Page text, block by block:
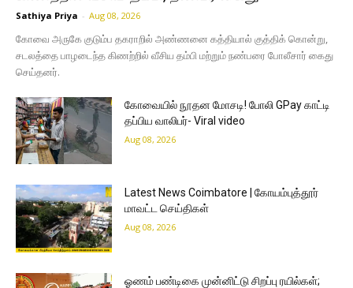
Sathiya Priya - Aug 08, 2026
கோவை அருகே குடும்ப தகராறில் அண்ணனை கத்தியால் குத்திக் கொன்று,
சடலத்தை பாழடைந்த கிணற்றில் வீசிய தம்பி மற்றும் நண்பரை போலீசார் கைது
செய்தனர்.
கோவையில் நூதன மோசடி! போலி GPay காட்டி
தப்பிய வாலிபர்- Viral video
Aug 08, 2026
Latest News Coimbatore | கோயம்புத்தூர்
மாவட்ட செய்திகள்
Aug 08, 2026
ஓணம் பண்டிகை முன்னிட்டு சிறப்பு ரயில்கள்;